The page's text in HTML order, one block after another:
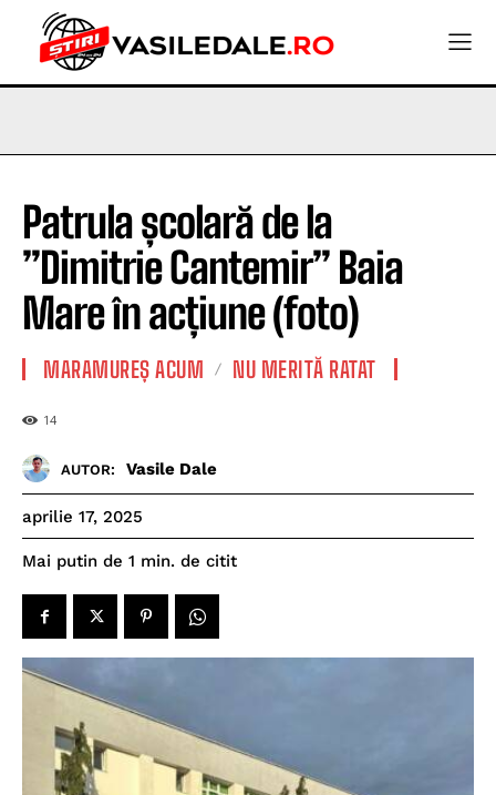
Patrula școlară de la
”Dimitrie Cantemir” Baia
Mare în acțiune (foto)
MARAMUREȘ ACUM NU MERITĂ RATAT
14
AUTOR: Vasile Dale
aprilie 17, 2025
Mai putin de 1 min. de citit